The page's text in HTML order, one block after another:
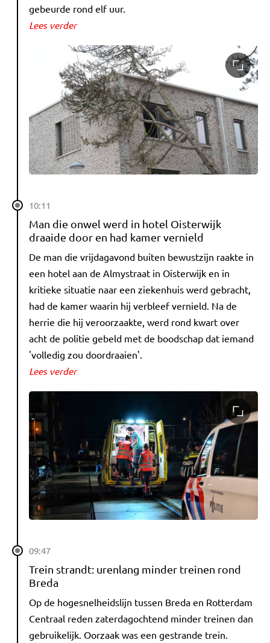
gebeurde rond elf uur.
Lees verder
10:11
Man die onwel werd in hotel Oisterwijk
draaide door en had kamer vernield
De man die vrijdagavond buiten bewustzijn raakte in
een hotel aan de Almystraat in Oisterwijk en in
kritieke situatie naar een ziekenhuis werd gebracht,
had de kamer waarin hij verbleef vernield. Na de
herrie die hij veroorzaakte, werd rond kwart over
acht de politie gebeld met de boodschap dat iemand
'volledig zou doordraaien'.
Lees verder
09:47
Trein strandt: urenlang minder treinen rond
Breda
Op de hogesnelheidslijn tussen Breda en Rotterdam
Centraal reden zaterdagochtend minder treinen dan
gebruikelijk. Oorzaak was een gestrande trein.